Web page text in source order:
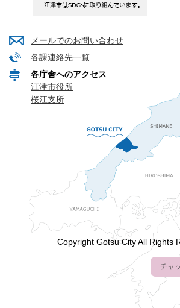
メールでのお問い合わせ
各課連絡先一覧
各庁舎へのアクセス
江津市役所
桜江支所
Copyright Gotsu City All Rights
チャ